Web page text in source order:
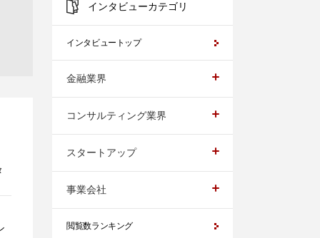
インタビューカテゴリ
インタビュートップ
金融業界
コンサルティング業界
スタートアップ
事業会社
閲覧数ランキング